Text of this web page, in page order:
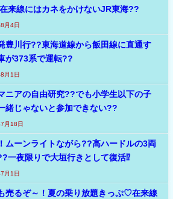
来線にはカネをかけないJR東海??
月4日
豊川行??東海道線から飯田線に直通す
が373系で運転??
月1日
ニアの自由研究??でも小学生以下の子
緒じゃないと参加できない??
月18日
ムーンライトながら??高ハードルの3両
一夜限りで大垣行きとして復活⁉
月1日
売るぞ～！夏の乗り放題きっぷ♡在来線